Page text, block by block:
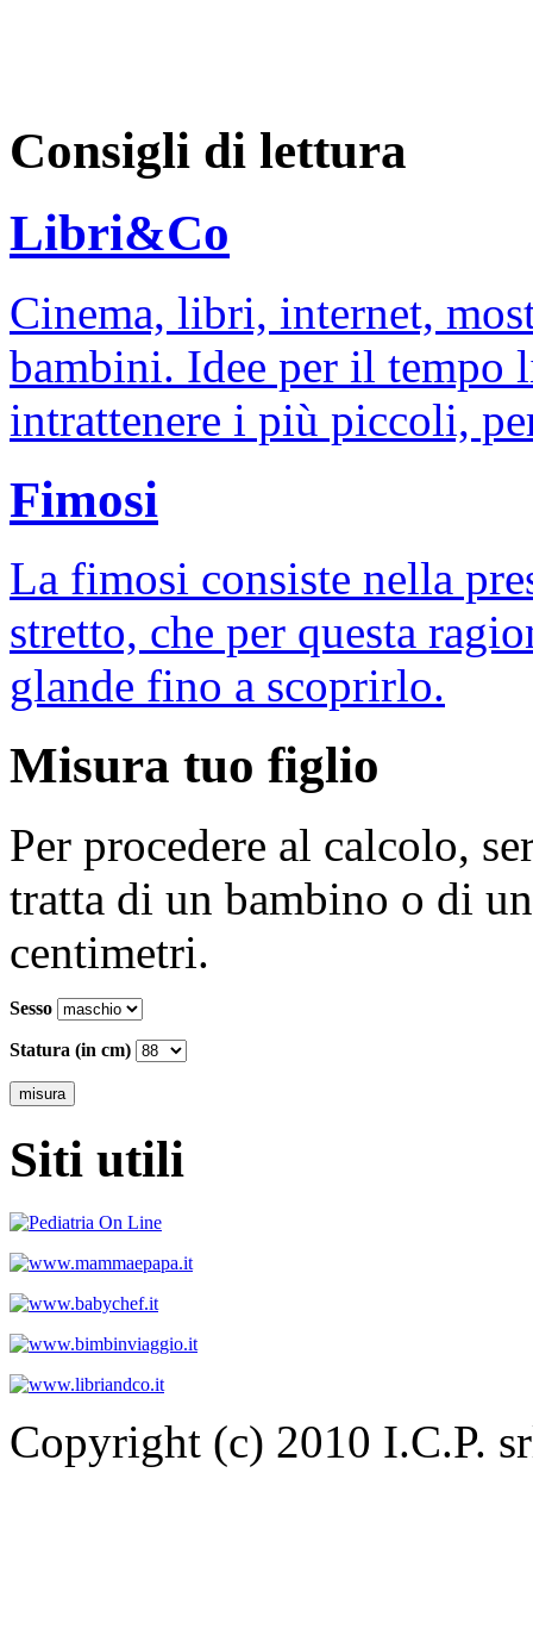
Consigli di lettura
Libri&Co
Cinema, libri, internet,
bambini. Idee per il tempo
intrattenere i più piccoli,
Fimosi
La fimosi consiste nella
stretto, che per questa
glande fino a scoprirlo.
Misura tuo figlio
Per procedere al calcolo,
tratta di un bambino o di
centimetri.
Sesso
Statura (in cm)
Siti utili
Copyright (c) 2010 I.C.P.